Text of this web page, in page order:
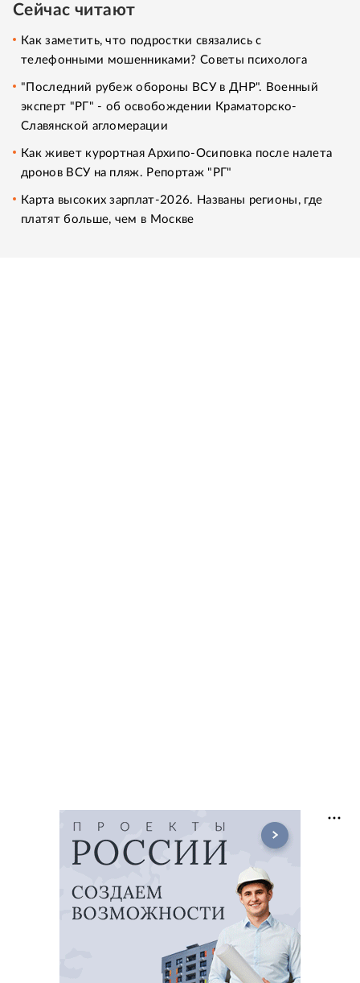
Сейчас читают
Как заметить, что подростки связались с
телефонными мошенниками? Советы психолога
"Последний рубеж обороны ВСУ в ДНР". Военный
эксперт "РГ" - об освобождении Краматорско-
Славянской агломерации
Как живет курортная Архипо-Осиповка после налета
дронов ВСУ на пляж. Репортаж "РГ"
Карта высоких зарплат-2026. Названы регионы, где
платят больше, чем в Москве